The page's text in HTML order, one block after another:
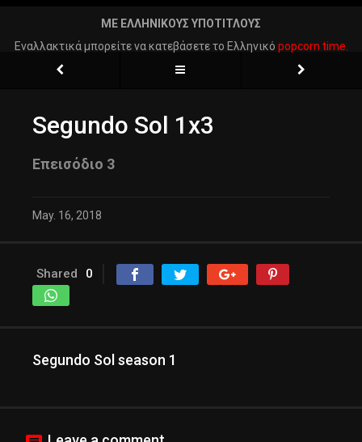
ΜΕ ΕΛΛΗΝΙΚΟΥΣ ΥΠΟΤΙΤΛΟΥΣ
Εναλλακτικά μπορείτε να κατεβάσετε το Ελληνικό popcorn time.
Segundo Sol 1x3
Επεισόδιο 3
May. 16, 2018
Shared 0
Segundo Sol season 1